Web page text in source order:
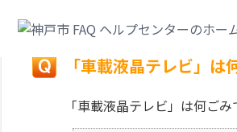
戻る
「車載液晶テレビ」
「車載液晶テレビ」は何ご